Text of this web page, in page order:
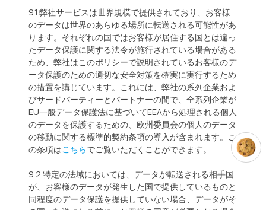
9.1.弊社サービスは世界規模で提供されており、お客様
のデータは世界のあらゆる場所に転送される可能性があ
ります。それぞれの国ではお客様が居住する国とは違っ
たデータ保護に関する法令が施行されている場合がある
ため、弊社はこのポリシーで説明されているお客様のデ
ータ保護のための適切な安全対策を確実に実行するため
の措置を講じています。これには、弊社の系列企業およ
びサードパーティーとパートナーの間で、全系列企業が
EU一般データ保護法に基づいてEEAから処理される個人
のデータを保護するための、欧州委員会の個人のデータ
の移動に関する標準的契約条項の導入が含まれます。こ
の条項はこちらでご覧いただくことができます。
9.2.特定の法域においては、データが転送される相手国
が、お客様のデータが発生した国で提供しているものと
同程度のデータ保護を提供していない場合、データがそ